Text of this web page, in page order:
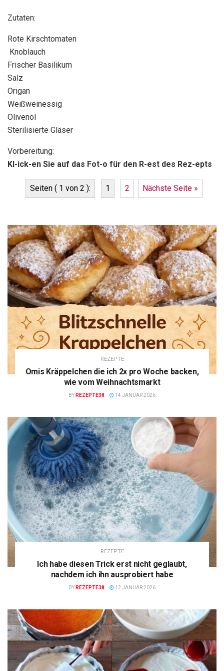
Zutaten:
Rote Kirschtomaten
Knoblauch
Frischer Basilikum
Salz
Origan
Weißweinessig
Olivenöl
Sterilisierte Gläser
Vorbereitung:
Kl-ick-en Sie auf das Fot-o für den R-est des Rez-epts
Seiten ( 1 von 2 ): 1 2 Nächste Seite »
REZEPTE
Omis Kräppelchen die ich 2x pro Woche backen,
wie vom Weihnachtsmarkt
BY REZEPTE38 14 JANUAR 2026
REZEPTE
Ich habe diesen Trick erst nicht geglaubt,
nachdem ich ihn ausprobiert habe
BY REZEPTE38 12 JANUAR 2026